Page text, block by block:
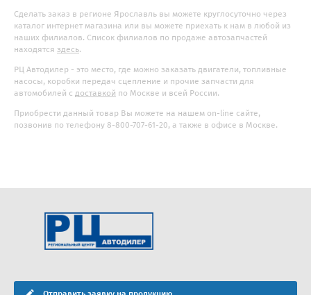
Сделать заказ в регионе Ярославль вы можете круглосуточно через
каталог интернет магазина или вы можете приехать к нам в любой из
наших филиалов. Список филиалов по продаже автозапчастей
находятся здесь.
РЦ Автодилер - это место, где можно заказать двигатели, топливные
насосы, коробки передач сцепление и прочие запчасти для
автомобилей с доставкой по Москве и всей России.
Приобрести данный товар Вы можете на нашем on-line сайте,
позвонив по телефону 8-800-707-61-20, а также в офисе в Москве.